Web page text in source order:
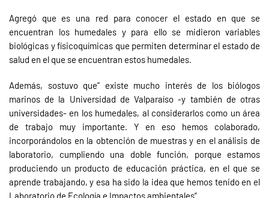
Agregó que es una red para conocer el estado en que se
encuentran los humedales y para ello se midieron variables
biológicas y físicoquímicas que permiten determinar el estado de
salud en el que se encuentran estos humedales.
Además, sostuvo que” existe mucho interés de los biólogos
marinos de la Universidad de Valparaíso -y también de otras
universidades- en los humedales, al considerarlos como un área
de trabajo muy importante. Y en eso hemos colaborado,
incorporándolos en la obtención de muestras y en el análisis de
laboratorio, cumpliendo una doble función, porque estamos
produciendo un producto de educación práctica, en el que se
aprende trabajando, y esa ha sido la idea que hemos tenido en el
Laboratorio de Ecología e Impactos ambientales”.